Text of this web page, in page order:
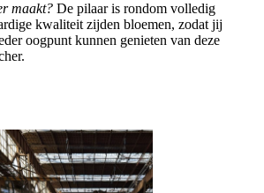
maakt? De pilaar is rondom volledig
kwaliteit zijden bloemen, zodat jij
oogpunt kunnen genieten van deze